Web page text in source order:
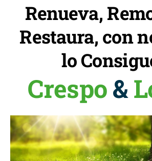
Renueva,
Restaura, con
lo
Crespo&